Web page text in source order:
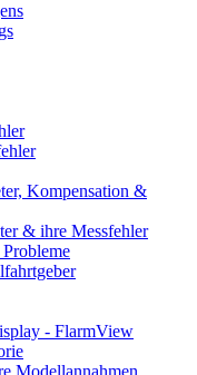
Kompensation &
& ihre Messfehler
- FlarmView
Modellannahmen